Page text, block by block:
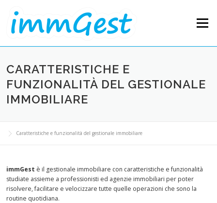
Menu
CARATTERISTICHE E
FUNZIONALITÀ DEL GESTIONALE
IMMOBILIARE
Caratteristiche e funzionalità del gestionale immobiliare
immGest è il gestionale immobiliare con caratteristiche e funzionalità
studiate assieme a professionisti ed agenzie immobiliari per poter
risolvere, facilitare e velocizzare tutte quelle operazioni che sono la
routine quotidiana.